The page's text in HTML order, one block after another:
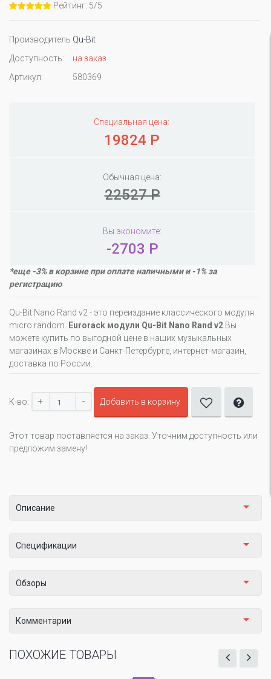
Рейтинг: 5/5
Производитель Qu-Bit
Доступность:
на заказ
Артикул:
580369
Специальная цена:
19824 Р
Обычная цена:
22527 Р
Вы экономите:
-2703 Р
*еще -3% в корзине при оплате наличными и -1% за
регистрацию
Qu-Bit Nano Rand v2 - это переиздание классического модуля
micro random.
Eurorack модули Qu-Bit Nano Rand v2 Вы
можете купить по выгодной цене в наших музыкальных
магазинах в Москве и Санкт-Петербурге, интернет-магазин,
доставка по России.
К-во: + - Добавить в корзину
Этот товар поставляется на заказ. Уточним доступность или
предложим замену!
Описание
Спецификации
Обзоры
Комментарии
ПОХОЖИЕ ТОВАРЫ